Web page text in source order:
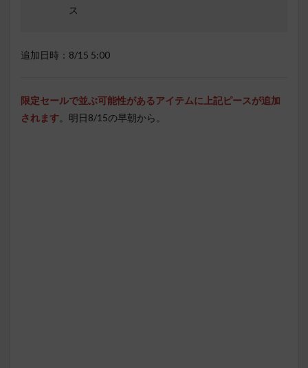
ス
追加日時：8/15 5:00
限定セールで並ぶ可能性があるアイテムに上記ピースが追加
されます。明日8/15の早朝から。